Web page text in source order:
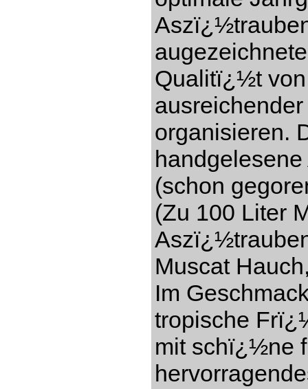
Qualitï¿½t
organisieren.
(schon
(Zu 100 Liter
Muscat
Im
tropische
mit schï¿½ne